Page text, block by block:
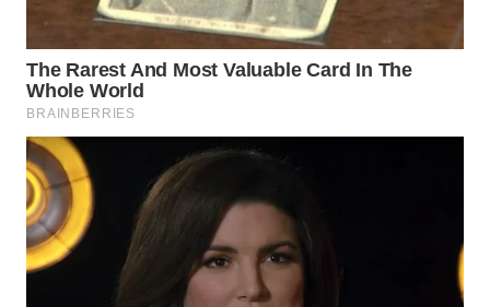
WAHANA
PERSONA
OTOMOTIF
WAHANA
HEALTH